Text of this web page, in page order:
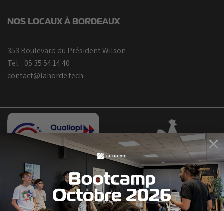
Bootcamp
×
NOS LOCAUX À BORDEAUX
353 Boulevard du Président Wilson
Tél. : 05 35 54 14 40
contact@lahorde.tech